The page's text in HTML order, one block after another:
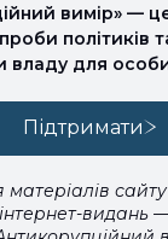
вимір» —
політиків
владу для
Підтримати
матеріалів
видань